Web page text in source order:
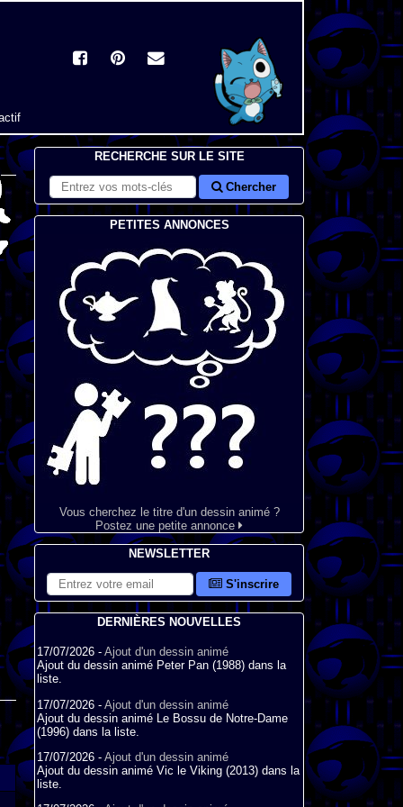
RECHERCHE SUR LE SITE
Chercher
PETITES ANNONCES
Vous cherchez le titre d'un dessin animé ?
Postez une petite annonce
NEWSLETTER
S'inscrire
DERNIÈRES NOUVELLES
17/07/2026 - Ajout d'un dessin animé
Ajout du dessin animé Peter Pan (1988) dans la
liste.
17/07/2026 - Ajout d'un dessin animé
Ajout du dessin animé Le Bossu de Notre-Dame
(1996) dans la liste.
17/07/2026 - Ajout d'un dessin animé
Ajout du dessin animé Vic le Viking (2013) dans la
liste.